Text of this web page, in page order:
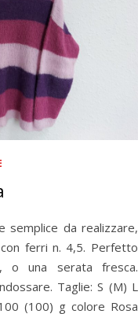
semplice da realizzare,
ferri n. 4,5. Perfetto
o una serata fresca.
Taglie: S (M) L
(100) g colore Rosa